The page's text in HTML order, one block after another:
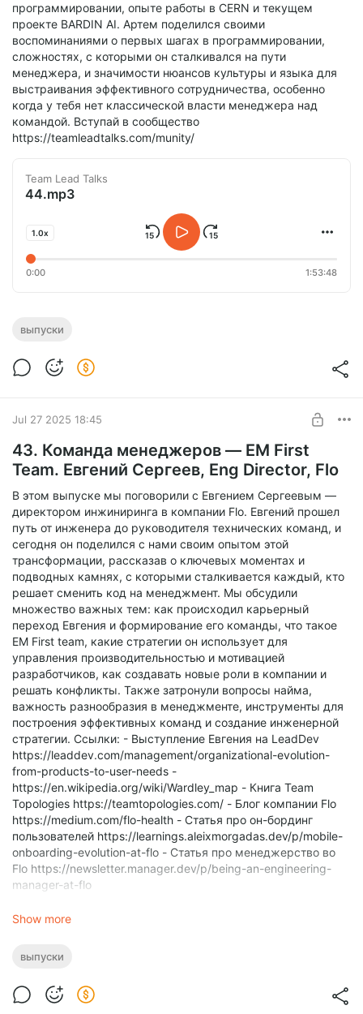
программировании, опыте работы в CERN и текущем
проекте BARDIN AI. Артем поделился своими
воспоминаниями о первых шагах в программировании,
сложностях, с которыми он сталкивался на пути
менеджера, и значимости нюансов культуры и языка для
выстраивания эффективного сотрудничества, особенно
когда у тебя нет классической власти менеджера над
командой. Вступай в сообщество
https://teamleadtalks.com/munity/
Team Lead Talks
44.mp3
1.0x
0:00 1:53:48
выпуски
Jul 27 2025 18:45
43. Команда менеджеров — EM First
Team. Евгений Сергеев, Eng Director, Flo
В этом выпуске мы поговорили с Евгением Сергеевым —
директором инжиниринга в компании Flo. Евгений прошел
путь от инженера до руководителя технических команд, и
сегодня он поделился с нами своим опытом этой
трансформации, рассказав о ключевых моментах и
подводных камнях, с которыми сталкивается каждый, кто
решает сменить код на менеджмент. Мы обсудили
множество важных тем: как происходил карьерный
переход Евгения и формирование его команды, что такое
EM First team, какие стратегии он использует для
управления производительностью и мотивацией
разработчиков, как создавать новые роли в компании и
решать конфликты. Также затронули вопросы найма,
важность разнообразия в менеджменте, инструменты для
построения эффективных команд и создание инженерной
стратегии. Ссылки: - Выступление Евгения на LeadDev
https://leaddev.com/management/organizational-evolution-
from-products-to-user-needs -
https://en.wikipedia.org/wiki/Wardley_map - Книга Team
Topologies https://teamtopologies.com/ - Блог компании Flo
https://medium.com/flo-health - Статья про он-бординг
пользователей https://learnings.aleixmorgadas.dev/p/mobile-
onboarding-evolution-at-flo - Статья про менеджерство во
Flo https://newsletter.manager.dev/p/being-an-engineering-
manager-at-flo
Team Lead Talks
Show more
выпуски